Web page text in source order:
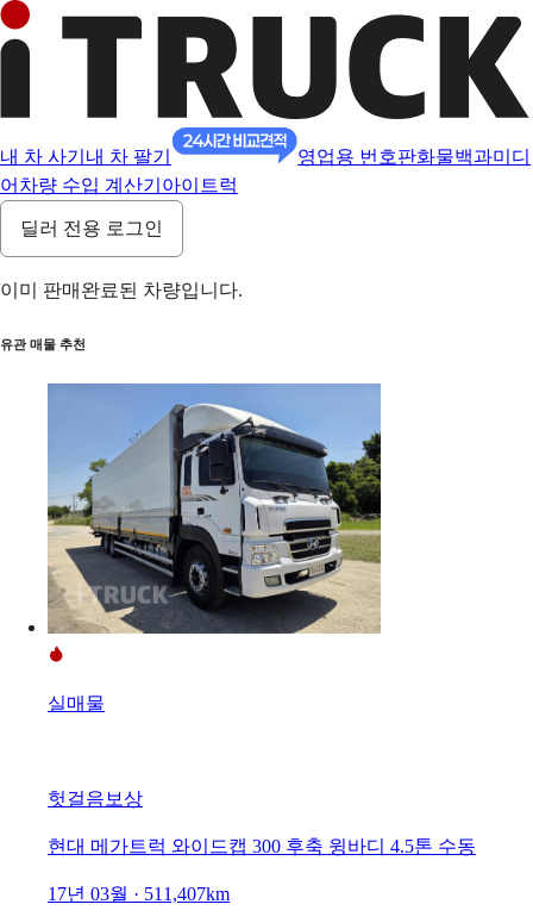
내 차 사기 내 차 팔기 영업용 번호판화물백과미디
어 차량 수입 계산기 아이트럭
딜러 전용 로그인
이미 판매완료된 차량입니다.
유관 매물 추천
실매물
헛걸음보상
현대 메가트럭 와이드캡 300 후축 윙바디 4.5톤 수동
17년 03월 · 511,407km